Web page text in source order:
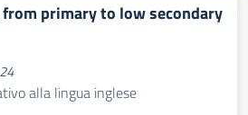
primary to low secondary
alla lingua inglese